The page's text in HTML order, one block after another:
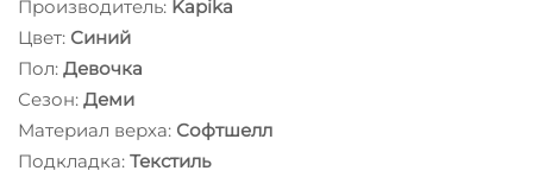
Производитель: Kapika
Цвет: Синий
Пол: Девочка
Сезон: Деми
Материал верха: Софтшелл
Подкладка: Текстиль